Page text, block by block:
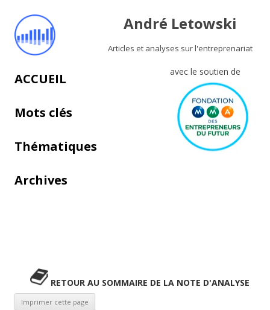
André Letowski
Articles et analyses sur l'entreprenariat
avec le soutien de
Aller au contenu principal
ACCUEIL
Mots clés
Thématiques
Archives
RETOUR AU SOMMAIRE DE LA NOTE D'ANALYSE